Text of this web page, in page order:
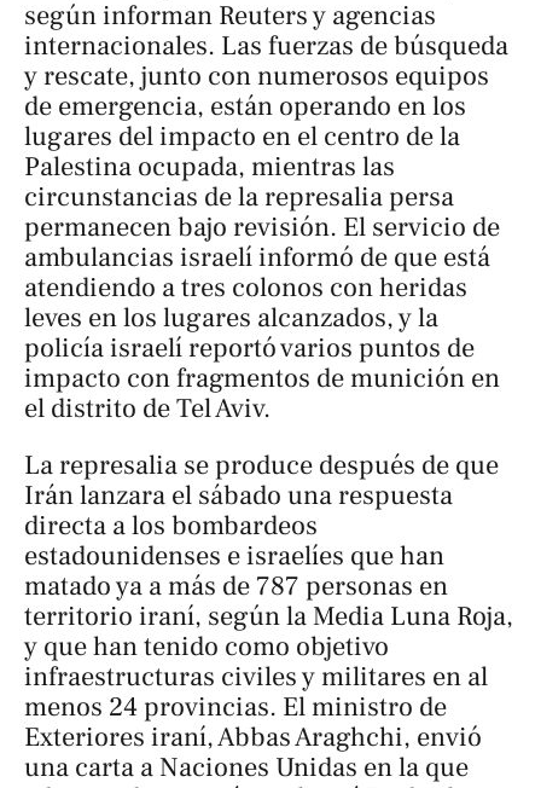
según informan Reuters y agencias
internacionales. Las fuerzas de búsqueda
y rescate, junto con numerosos equipos
de emergencia, están operando en los
lugares del impacto en el centro de la
Palestina ocupada, mientras las
circunstancias de la represalia persa
permanecen bajo revisión. El servicio de
ambulancias israelí informó de que está
atendiendo a tres colonos con heridas
leves en los lugares alcanzados, y la
policía israelí reportó varios puntos de
impacto con fragmentos de munición en
el distrito de Tel Aviv.
La represalia se produce después de que
Irán lanzara el sábado una respuesta
directa a los bombardeos
estadounidenses e israelíes que han
matado ya a más de 787 personas en
territorio iraní, según la Media Luna Roja,
y que han tenido como objetivo
infraestructuras civiles y militares en al
menos 24 provincias. El ministro de
Exteriores iraní, Abbas Araghchi, envió
una carta a Naciones Unidas en la que